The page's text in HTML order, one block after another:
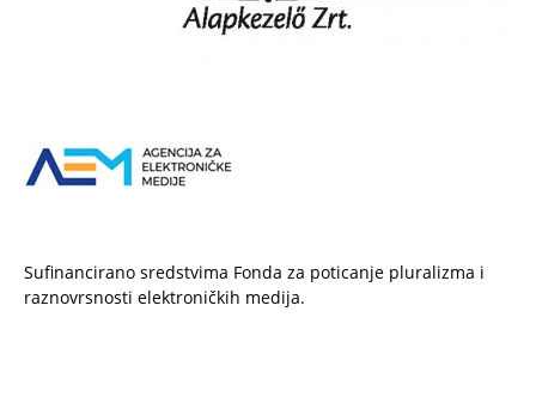
Sufinancirano sredstvima Fonda za poticanje pluralizma i
raznovrsnosti elektroničkih medija.